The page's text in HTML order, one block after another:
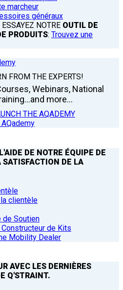
marcheur
généraux
NOTRE OUTIL DE
PRODUITS: Trouvez une
FROM THE EXPERTS!
Webinars, National
more...
THE AQADEMY
AQademy
DE NOTRE ÉQUIPE DE
DE LA
clientèle
de Soutien
de Kits
Mobility Dealer
AVEC LES DERNIÈRES
Q'STRAINT.